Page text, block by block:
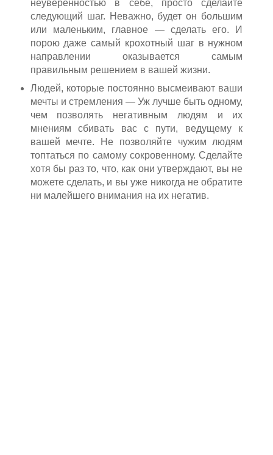
неуверенностью в себе, просто сделайте
следующий шаг. Неважно, будет он большим
или маленьким, главное — сделать его. И
порою даже самый крохотный шаг в нужном
направлении оказывается самым
правильным решением в вашей жизни.
Людей, которые постоянно высмеивают ваши
мечты и стремления — Уж лучше быть одному,
чем позволять негативным людям и их
мнениям сбивать вас с пути, ведущему к
вашей мечте. Не позволяйте чужим людям
топтаться по самому сокровенному. Сделайте
хотя бы раз то, что, как они утверждают, вы не
можете сделать, и вы уже никогда не обратите
ни малейшего внимания на их негатив.